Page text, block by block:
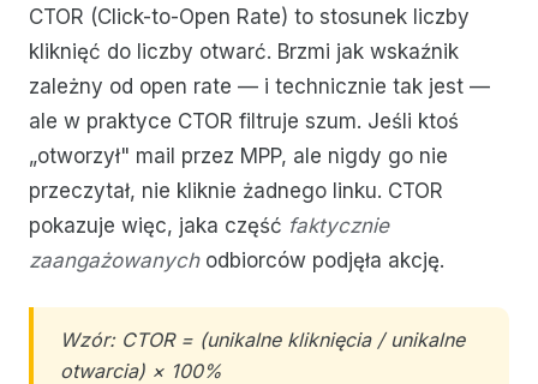
CTOR (Click-to-Open Rate) to stosunek liczby
kliknięć do liczby otwarć. Brzmi jak wskaźnik
zależny od open rate — i technicznie tak jest —
ale w praktyce CTOR filtruje szum. Jeśli ktoś
„otworzył" mail przez MPP, ale nigdy go nie
przeczytał, nie kliknie żadnego linku. CTOR
pokazuje więc, jaka część faktycznie
zaangażowanychodbiorców podjęła akcję.
Wzór: CTOR = (unikalne kliknięcia / unikalne
otwarcia) × 100%